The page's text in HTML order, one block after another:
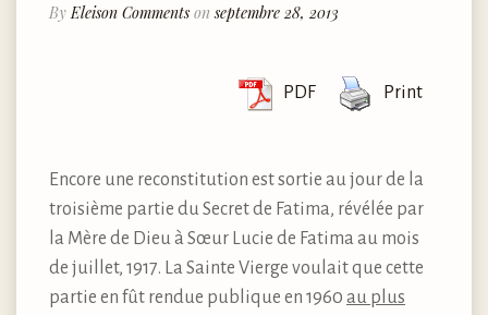
By Eleison Comments onseptembre 28, 2013
PDF Print
Encore une reconstitution est sortie au jour de la
troisième partie du Secret de Fatima, révélée par
la Mère de Dieu à Sœur Lucie de Fatima au mois
de juillet, 1917. La Sainte Vierge voulait que cette
partie en fût rendue publique en 1960 au plus